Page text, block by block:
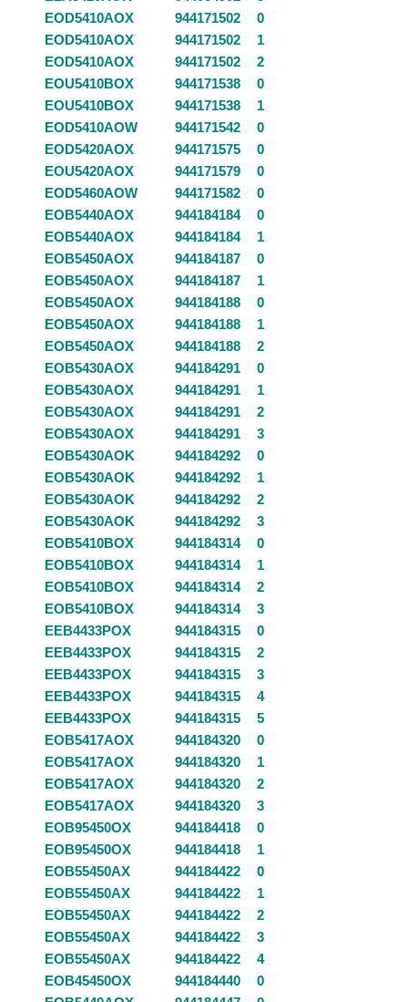
EOD5410AOX
944171502
0
EOD5410AOX
944171502
1
EOD5410AOX
944171502
2
EOU5410BOX
944171538
0
EOU5410BOX
944171538
1
EOD5410AOW
944171542
0
EOD5420AOX
944171575
0
EOU5420AOX
944171579
0
EOD5460AOW
944171582
0
EOB5440AOX
944184184
0
EOB5440AOX
944184184
1
EOB5450AOX
944184187
0
EOB5450AOX
944184187
1
EOB5450AOX
944184188
0
EOB5450AOX
944184188
1
EOB5450AOX
944184188
2
EOB5430AOX
944184291
0
EOB5430AOX
944184291
1
EOB5430AOX
944184291
2
EOB5430AOX
944184291
3
EOB5430AOK
944184292
0
EOB5430AOK
944184292
1
EOB5430AOK
944184292
2
EOB5430AOK
944184292
3
EOB5410BOX
944184314
0
EOB5410BOX
944184314
1
EOB5410BOX
944184314
2
EOB5410BOX
944184314
3
EEB4433POX
944184315
0
EEB4433POX
944184315
2
EEB4433POX
944184315
3
EEB4433POX
944184315
4
EEB4433POX
944184315
5
EOB5417AOX
944184320
0
EOB5417AOX
944184320
1
EOB5417AOX
944184320
2
EOB5417AOX
944184320
3
EOB95450OX
944184418
0
EOB95450OX
944184418
1
EOB55450AX
944184422
0
EOB55450AX
944184422
1
EOB55450AX
944184422
2
EOB55450AX
944184422
3
EOB55450AX
944184422
4
EOB45450OX
944184440
0